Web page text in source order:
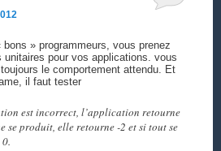
» programmeurs, vous prenez
unitaires pour vos applications. vous
le comportement attendu. Et
il faut tester
est incorrect, l’application retourne
se produit, elle retourne -2 et si tout se